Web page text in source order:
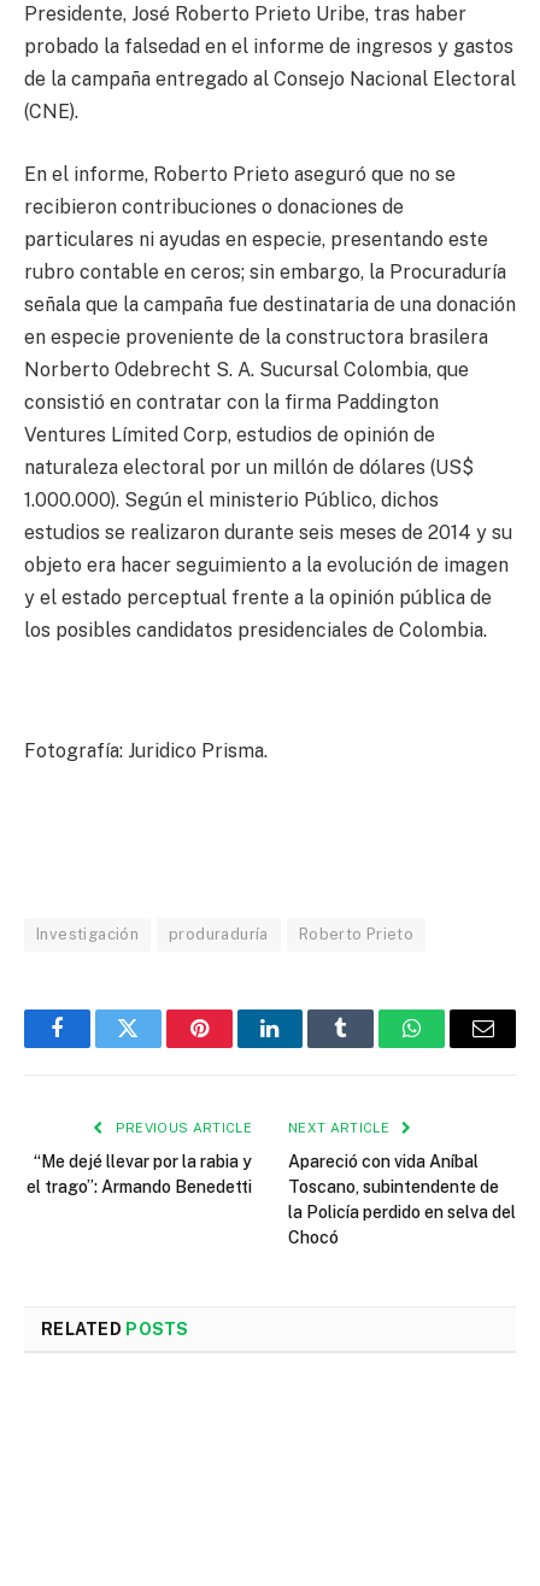
Presidente, José Roberto Prieto Uribe, tras haber
probado la falsedad en el informe de ingresos y gastos
de la campaña entregado al Consejo Nacional Electoral
(CNE).
En el informe, Roberto Prieto aseguró que no se
recibieron contribuciones o donaciones de
particulares ni ayudas en especie, presentando este
rubro contable en ceros; sin embargo, la Procuraduría
señala que la campaña fue destinataria de una donación
en especie proveniente de la constructora brasilera
Norberto Odebrecht S. A. Sucursal Colombia, que
consistió en contratar con la firma Paddington
Ventures Límited Corp, estudios de opinión de
naturaleza electoral por un millón de dólares (US$
1.000.000). Según el ministerio Público, dichos
estudios se realizaron durante seis meses de 2014 y su
objeto era hacer seguimiento a la evolución de imagen
y el estado perceptual frente a la opinión pública de
los posibles candidatos presidenciales de Colombia.
Fotografía: Juridico Prisma.
Investigación produraduría Roberto Prieto
FacebookTwitter PinterestLinkedInTumblr WhatsAppEmail
PREVIOUS ARTICLE
“Me dejé llevar por la rabia y
el trago”: Armando Benedetti
NEXT ARTICLE
Apareció con vida Aníbal
Toscano, subintendente de
la Policía perdido en selva del
Chocó
RELATED POSTS